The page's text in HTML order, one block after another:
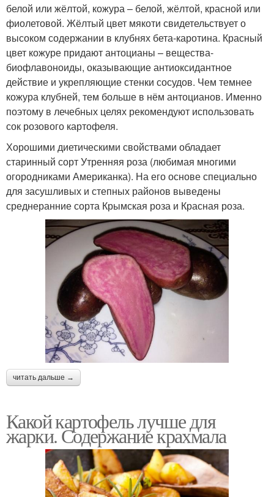
белой или жёлтой, кожура – белой, жёлтой, красной или
фиолетовой. Жёлтый цвет мякоти свидетельствует о
высоком содержании в клубнях бета-каротина. Красный
цвет кожуре придают антоцианы – вещества-
биофлавоноиды, оказывающие антиоксидантное
действие и укрепляющие стенки сосудов. Чем темнее
кожура клубней, тем больше в нём антоцианов. Именно
поэтому в лечебных целях рекомендуют использовать
сок розового картофеля.
Хорошими диетическими свойствами обладает
старинный сорт Утренняя роза (любимая многими
огородниками Американка). На его основе специально
для засушливых и степных районов выведены
среднеранние сорта Крымская роза и Красная роза.
читать дальше →
Какой картофель лучше для
жарки. Содержание крахмала